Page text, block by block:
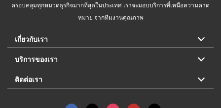
ครอบคลุมทุกหมวดธุรกิจมากที่สุดในประเทศ เราจะมอบบริการที่เหนือความคาด
หมาย จากทีมงานคุณภาพ
เกี่ยวกับเรา
บริการของเรา
ติดต่อเรา